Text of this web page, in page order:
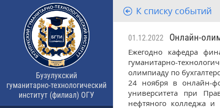
Бузулукский
гуманитарно-технологический
институт (филиал) ОГУ
К списку событий
01.12.2022 Онлайн-
Ежегодно кафедра
гуманитарно-
олимпиаду по
24 ноября в онлайн-
университета при
нефтяного колледжа и